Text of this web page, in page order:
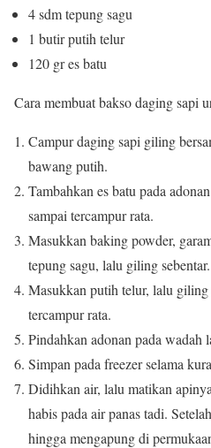
4 sdm tepung sagu
1 butir putih telur
120 gr es batu
Cara membuat bakso daging sapi
Campur daging sapi giling
bawang putih.
Tambahkan es batu pada
sampai tercampur rata.
Masukkan baking powder,
tepung sagu, lalu giling sebentar.
Masukkan putih telur, lalu giling
tercampur rata.
Pindahkan adonan pada wadah
Simpan pada freezer selama
Didihkan air, lalu matikan
habis pada air panas tadi.
hingga mengapung di